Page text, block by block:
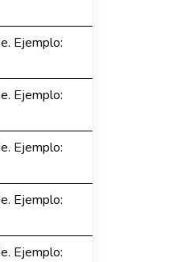
Ejemplo:
Ejemplo:
Ejemplo:
Ejemplo:
Ejemplo: